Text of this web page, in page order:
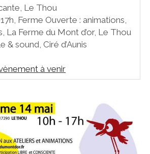
Le Thou
17h, Ferme Ouverte : animations,
La Ferme du Mont d’or, Le Thou
& sound, Ciré d’Aunis
à venir